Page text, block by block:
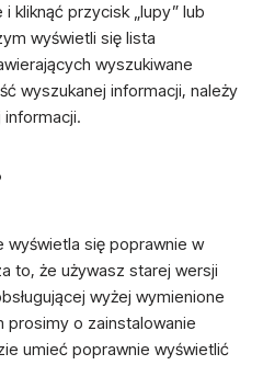
kliknąć przycisk „lupy” lub
wyświetli się lista
wyszukiwane
wyszukanej informacji, należy
informacji.
wyświetla się poprawnie w
to, że używasz starej wersji
wyżej wymienione
prosimy o zainstalowanie
umieć poprawnie wyświetlić